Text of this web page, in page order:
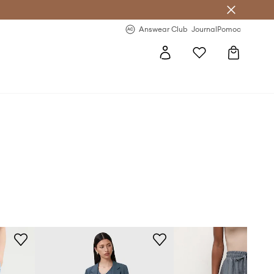
Answear Club JournalPomoc